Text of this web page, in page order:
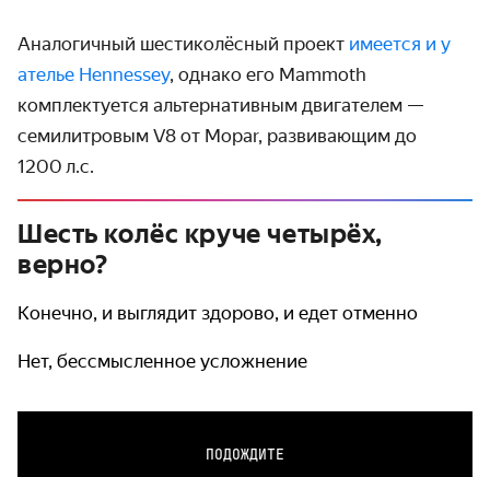
Аналогичный шестиколёсный проект имеется и у
ателье Hennessey, однако его Mammoth
комплектуется альтернативным двигателем —
семилитровым V8 от Mopar, развивающим до
1200 л.с.
Шесть колёс круче четырёх,
верно?
Конечно, и выглядит здорово, и едет отменно
Нет, бессмысленное усложнение
ПОДОЖДИТЕ